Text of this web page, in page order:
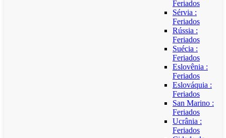
Feriados
Sérvia :
Feriados
Rússia :
Feriados
Suécia :
Feriados
Eslovênia :
Feriados
Eslováquia :
Feriados
San Marino :
Feriados
Ucrânia :
Feriados